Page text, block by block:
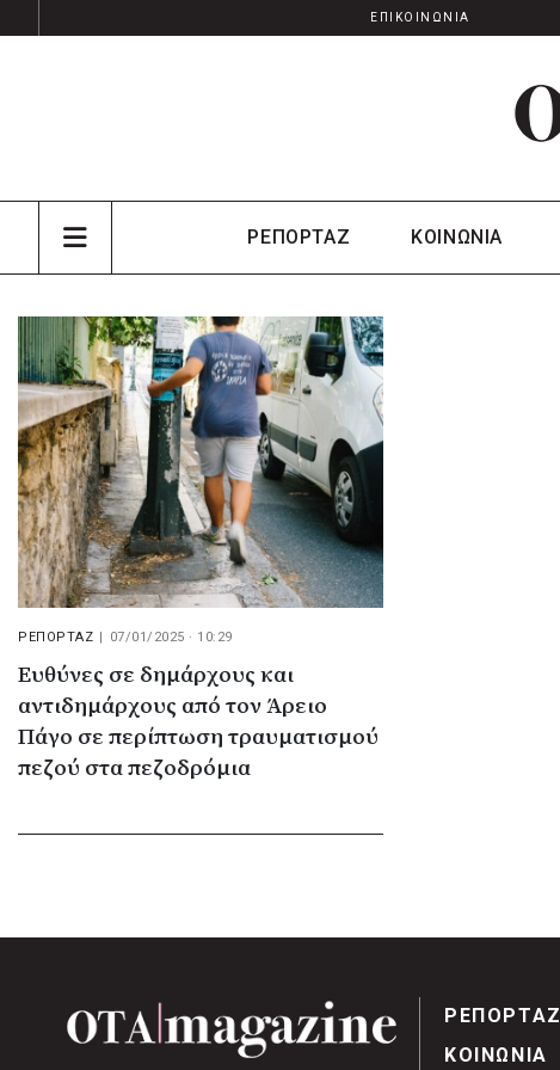
ΕΠΙΚΟΙΝΩΝΙΑ
ΡΕΠΟΡΤΑΖ ΚΟΙΝΩΝΙΑ
ΡΕΠΟΡΤΑΖ | 07/01/2025 · 10:29
Ευθύνες σε δημάρχους και
αντιδημάρχους από τον Άρειο
Πάγο σε περίπτωση τραυματισμού
πεζού στα πεζοδρόμια
ΡΕΠΟΡΤΑΖ
ΚΟΙΝΩΝΙΑ